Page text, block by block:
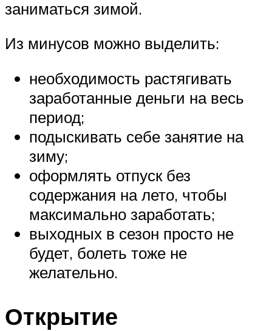
заниматься зимой.
Из минусов можно выделить:
необходимость растягивать
заработанные деньги на весь
период;
подыскивать себе занятие на
зиму;
оформлять отпуск без
содержания на лето, чтобы
максимально заработать;
выходных в сезон просто не
будет, болеть тоже не
желательно.
Открытие